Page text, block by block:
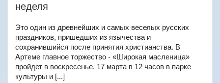
неделя
Это один из древнейших и самых веселых русских
праздников, пришедших из язычества и
сохранившийся после принятия христианства. В
Артеме главное торжество - «Широкая масленица»
пройдет в воскресенье, 17 марта в 12 часов в парке
культуры и [...]